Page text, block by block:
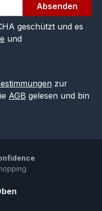
Absenden
geschützt und es
und
zur
AGB gelesen und bin